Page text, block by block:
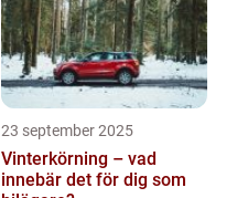
23 september 2025
Vinterkörning – vad
innebär det för dig som